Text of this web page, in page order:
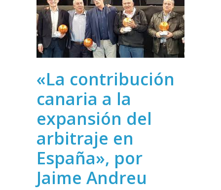
«La contribución
canaria a la
expansión del
arbitraje en
España», por
Jaime Andreu